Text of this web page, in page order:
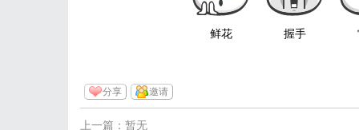
鲜花 握手
分享 邀请
上一篇：暂无